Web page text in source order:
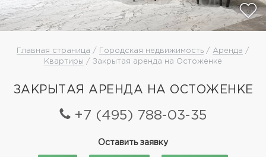
Главная страница / Городская недвижимость / Аренда /
Квартиры / Закрытая аренда на Остоженке
ЗАКРЫТАЯ АРЕНДА НА ОСТОЖЕНКЕ
+7 (495) 788-03-35
Оставить заявку